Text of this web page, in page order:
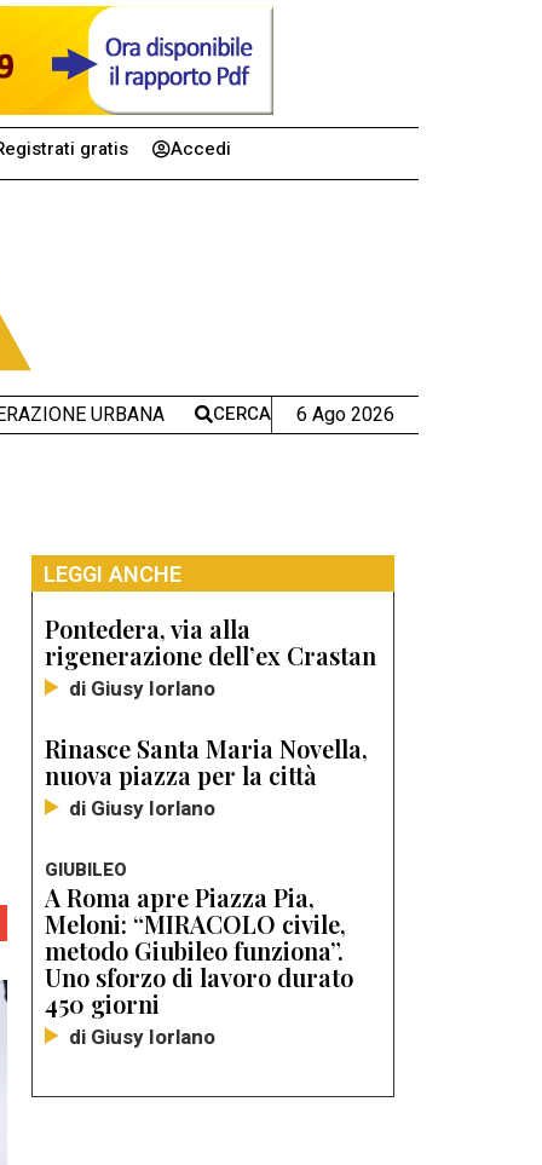
gratis Accedi
URBANA CERCA 6 Ago 2026
LEGGI ANCHE
Pontedera, via alla
rigenerazione dell’ex Crastan
di Giusy Iorlano
Rinasce Santa Maria Novella,
nuova piazza per la città
di Giusy Iorlano
GIUBILEO
A Roma apre Piazza Pia,
Meloni: “MIRACOLO civile,
metodo Giubileo funziona”.
Uno sforzo di lavoro durato
450 giorni
di Giusy Iorlano